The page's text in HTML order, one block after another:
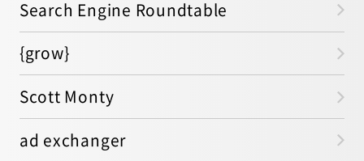
Search Engine Roundtable
{grow}
Scott Monty
ad exchanger